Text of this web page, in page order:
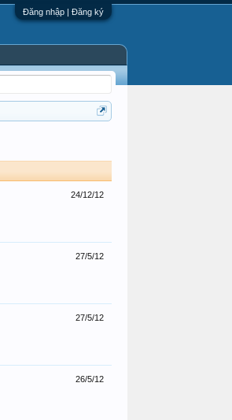
Đăng nhập | Đăng ký
24/12/12
27/5/12
27/5/12
26/5/12